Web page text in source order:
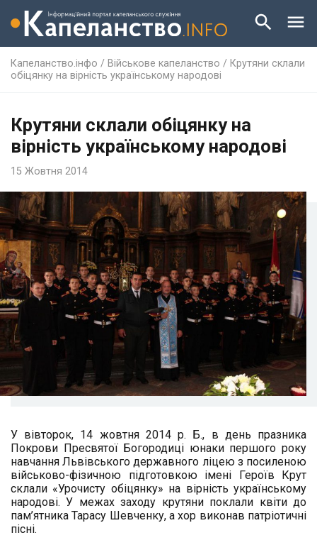
Капеланство.інфо / Військове капеланство / Крутяни склали
обіцянку на вірність українському народові
Крутяни склали обіцянку на
вірність українському народові
15 Жовтня 2014
У вівторок, 14 жовтня 2014 р. Б., в день празника
Покрови Пресвятої Богородиці юнаки першого року
навчання Львівського державного ліцею з посиленою
військово-фізичною підготовкою імені Героїв Крут
склали «Урочисту обіцянку» на вірність українському
народові. У межах заходу крутяни поклали квіти до
пам’ятника Тарасу Шевченку, а хор виконав патріотичні
пісні.